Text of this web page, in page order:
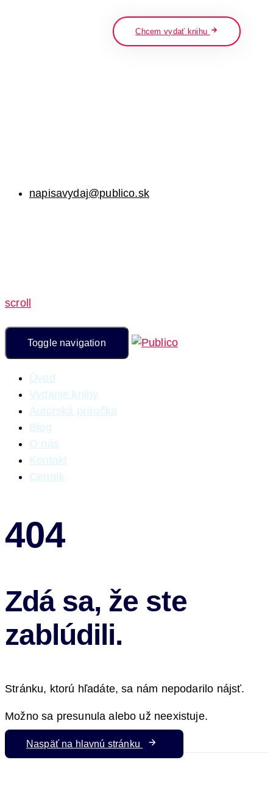
Chcem vydať knihu
napisavydaj@publico.sk
scroll
Toggle navigation
Úvod
Vydanie knihy
Autorská príručka
Blog
O nás
Kontakt
Cenník
404
Zdá sa, že ste
zablúdili.
Stránku, ktorú hľadáte, sa nám nepodarilo nájsť.
Možno sa presunula alebo už neexistuje.
Naspäť na hlavnú stránku